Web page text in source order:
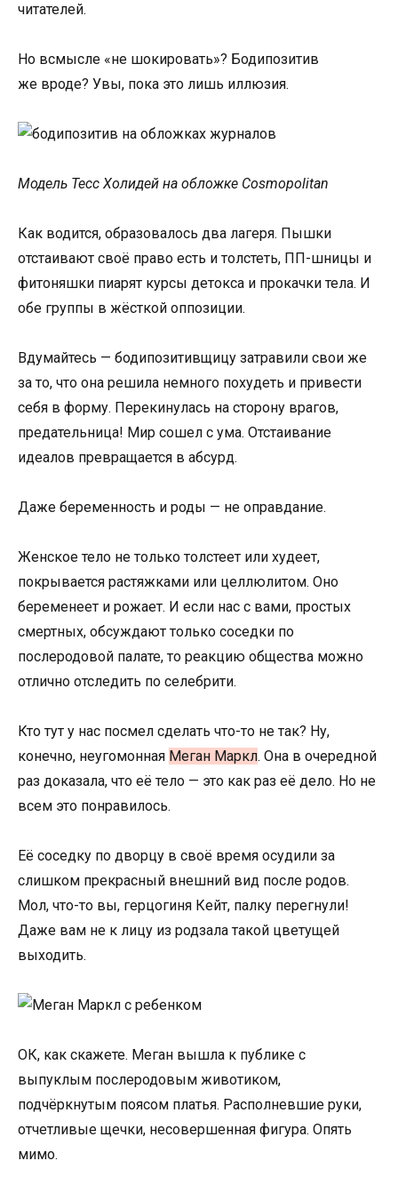
читателей.
Но всмысле «не шокировать»? Бодипозитив
же вроде? Увы, пока это лишь иллюзия.
Модель Тесс Холидей на обложке Cosmopolitan
Как водится, образовалось два лагеря. Пышки
отстаивают своё право есть и толстеть, ПП-шницы и
фитоняшки пиарят курсы детокса и прокачки тела. И
обе группы в жёсткой оппозиции.
Вдумайтесь — бодипозитивщицу затравили свои же
за то, что она решила немного похудеть и привести
себя в форму. Перекинулась на сторону врагов,
предательница! Мир сошел с ума. Отстаивание
идеалов превращается в абсурд.
Даже беременность и роды — не оправдание.
Женское тело не только толстеет или худеет,
покрывается растяжками или целлюлитом. Оно
беременеет и рожает. И если нас с вами, простых
смертных, обсуждают только соседки по
послеродовой палате, то реакцию общества можно
отлично отследить по селебрити.
Кто тут у нас посмел сделать что-то не так? Ну,
конечно, неугомонная Меган Маркл. Она в очередной
раз доказала, что её тело — это как раз её дело. Но не
всем это понравилось.
Её соседку по дворцу в своё время осудили за
слишком прекрасный внешний вид после родов.
Мол, что-то вы, герцогиня Кейт, палку перегнули!
Даже вам не к лицу из родзала такой цветущей
выходить.
ОК, как скажете. Меган вышла к публике с
выпуклым послеродовым животиком,
подчёркнутым поясом платья. Располневшие руки,
отчетливые щечки, несовершенная фигура. Опять
мимо.